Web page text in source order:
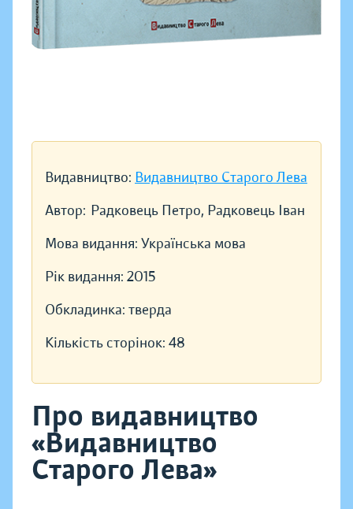
Видавництво: Видавництво Старого Лева
Автор: Радковець Петро, Радковець Іван
Мова видання: Українська мова
Рік видання: 2015
Обкладинка: тверда
Кількість сторінок: 48
Про видавництво
«Видавництво
Старого Лева»